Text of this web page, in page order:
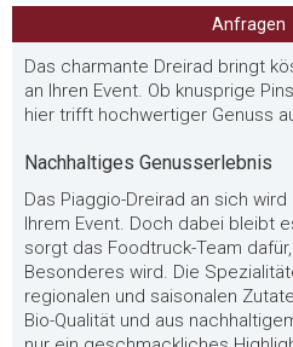
Anfragen
Das charmante Dreirad bringt
an Ihren Event. Ob knusprige
hier trifft hochwertiger Genuss
Nachhaltiges Genusserlebnis
Das Piaggio-Dreirad an sich
Ihrem Event. Doch dabei bleibt
sorgt das Foodtruck-Team
Besonderes wird. Die
regionalen und saisonalen
Bio-Qualität und aus